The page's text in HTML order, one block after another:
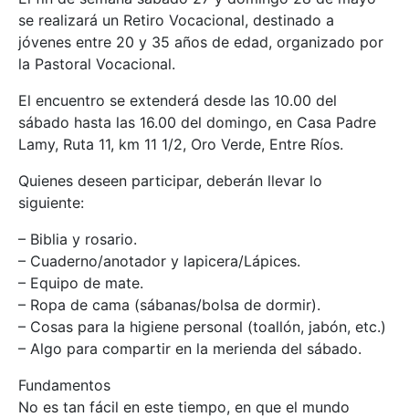
se realizará un Retiro Vocacional, destinado a
jóvenes entre 20 y 35 años de edad, organizado por
la Pastoral Vocacional.
El encuentro se extenderá desde las 10.00 del
sábado hasta las 16.00 del domingo, en Casa Padre
Lamy, Ruta 11, km 11 1/2, Oro Verde, Entre Ríos.
Quienes deseen participar, deberán llevar lo
siguiente:
– Biblia y rosario.
– Cuaderno/anotador y lapicera/Lápices.
– Equipo de mate.
– Ropa de cama (sábanas/bolsa de dormir).
– Cosas para la higiene personal (toallón, jabón, etc.)
– Algo para compartir en la merienda del sábado.
Fundamentos
No es tan fácil en este tiempo, en que el mundo